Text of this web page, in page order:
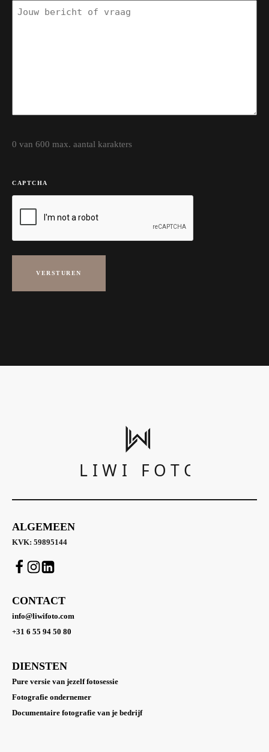
0 van 600 max. aantal karakters
CAPTCHA
ALGEMEEN
KVK: 59895144
CONTACT
info@liwifoto.com
+31 6 55 94 50 80
DIENSTEN
Pure versie van jezelf fotosessie
Fotografie ondernemer
Documentaire fotografie van je bedrijf